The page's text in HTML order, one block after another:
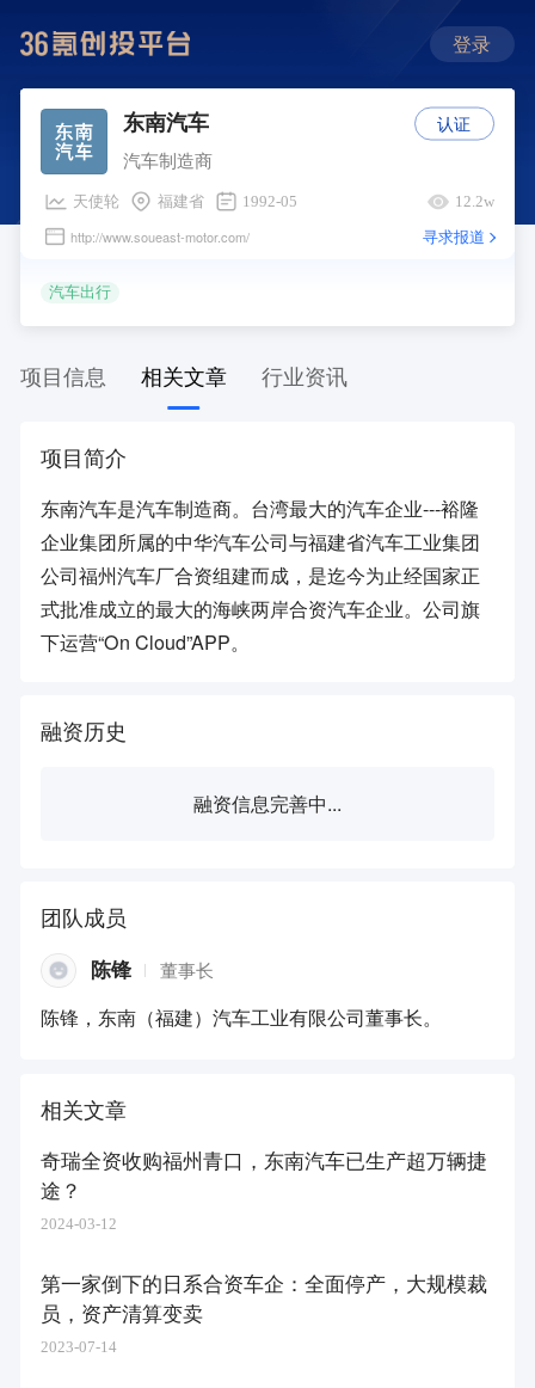
登录
东南汽车
汽车制造商
天使轮 福建省 1992-05 12.2w
http://www.soueast-motor.com/ 寻求报道
汽车出行
认证
项目信息 相关文章 行业资讯
项目简介
东南汽车是汽车制造商。台湾最大的汽车企业---裕隆
企业集团所属的中华汽车公司与福建省汽车工业集团
公司福州汽车厂合资组建而成，是迄今为止经国家正
式批准成立的最大的海峡两岸合资汽车企业。公司旗
下运营“On Cloud”APP。
融资历史
融资信息完善中...
团队成员
陈锋 董事长
陈锋，东南（福建）汽车工业有限公司董事长。
相关文章
奇瑞全资收购福州青口，东南汽车已生产超万辆捷
途？
2024-03-12
第一家倒下的日系合资车企：全面停产，大规模裁
员，资产清算变卖
2023-07-14